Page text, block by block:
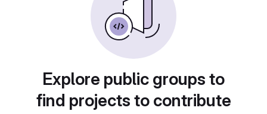
Explore public groups to
find projects to contribute